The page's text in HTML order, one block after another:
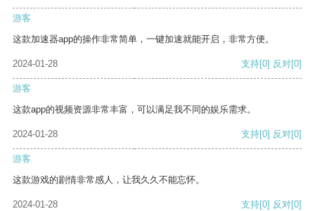
游客
这款加速器app的操作非常简单，一键加速就能开启，非常方便。
2024-01-28 支持[0] 反对[0]
游客
这款app的视频资源非常丰富，可以满足我不同的娱乐需求。
2024-01-28 支持[0] 反对[0]
游客
这款游戏的剧情非常感人，让我久久不能忘怀。
2024-01-28 支持[0] 反对[0]